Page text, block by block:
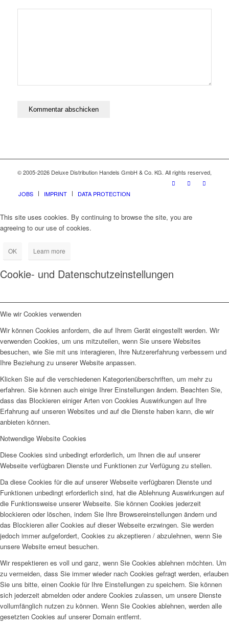
© 2005-2026 Deluxe Distribution Handels GmbH & Co. KG. All rights reserved,
JOBS IMPRINT DATA PROTECTION
This site uses cookies. By continuing to browse the site, you are
agreeing to our use of cookies.
OK Learn more
Cookie- und Datenschutzeinstellungen
Wie wir Cookies verwenden
Wir können Cookies anfordern, die auf Ihrem Gerät eingestellt werden. Wir
verwenden Cookies, um uns mitzuteilen, wenn Sie unsere Websites
besuchen, wie Sie mit uns interagieren, Ihre Nutzererfahrung verbessern und
Ihre Beziehung zu unserer Website anpassen.
Klicken Sie auf die verschiedenen Kategorienüberschriften, um mehr zu
erfahren. Sie können auch einige Ihrer Einstellungen ändern. Beachten Sie,
dass das Blockieren einiger Arten von Cookies Auswirkungen auf Ihre
Erfahrung auf unseren Websites und auf die Dienste haben kann, die wir
anbieten können.
Notwendige Website Cookies
Diese Cookies sind unbedingt erforderlich, um Ihnen die auf unserer
Webseite verfügbaren Dienste und Funktionen zur Verfügung zu stellen.
Da diese Cookies für die auf unserer Webseite verfügbaren Dienste und
Funktionen unbedingt erforderlich sind, hat die Ablehnung Auswirkungen auf
die Funktionsweise unserer Webseite. Sie können Cookies jederzeit
blockieren oder löschen, indem Sie Ihre Browsereinstellungen ändern und
das Blockieren aller Cookies auf dieser Webseite erzwingen. Sie werden
jedoch immer aufgefordert, Cookies zu akzeptieren / abzulehnen, wenn Sie
unsere Website erneut besuchen.
Wir respektieren es voll und ganz, wenn Sie Cookies ablehnen möchten. Um
zu vermeiden, dass Sie immer wieder nach Cookies gefragt werden, erlauben
Sie uns bitte, einen Cookie für Ihre Einstellungen zu speichern. Sie können
sich jederzeit abmelden oder andere Cookies zulassen, um unsere Dienste
vollumfänglich nutzen zu können. Wenn Sie Cookies ablehnen, werden alle
gesetzten Cookies auf unserer Domain entfernt.